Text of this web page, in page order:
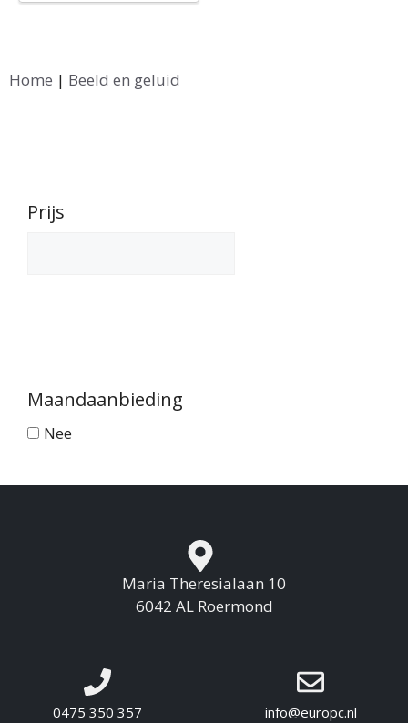
Home | Beeld en geluid
Prijs
Maandaanbieding
Nee
Maria Theresialaan 10
6042 AL Roermond
0475 350 357 info@europc.nl